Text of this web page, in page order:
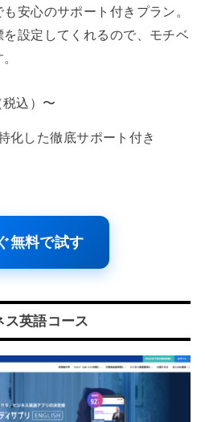
安心のサポート付きプラン。
設定してくれるので、モチベ
込）〜
化した徹底サポート付き
無料で試す
ス英語コース